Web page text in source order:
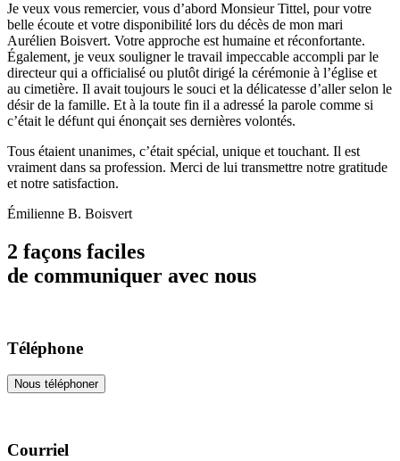
Je veux vous remercier, vous d’abord Monsieur Tittel, pour votre
belle écoute et votre disponibilité lors du décès de mon mari
Aurélien Boisvert. Votre approche est humaine et réconfortante.
Également, je veux souligner le travail impeccable accompli par le
directeur qui a officialisé ou plutôt dirigé la cérémonie à l’église et
au cimetière. Il avait toujours le souci et la délicatesse d’aller selon le
désir de la famille. Et à la toute fin il a adressé la parole comme si
c’était le défunt qui énonçait ses dernières volontés.
Tous étaient unanimes, c’était spécial, unique et touchant. Il est
vraiment dans sa profession. Merci de lui transmettre notre gratitude
et notre satisfaction.
Émilienne B. Boisvert
2 façons faciles
de communiquer avec nous
Téléphone
Nous téléphoner
Courriel